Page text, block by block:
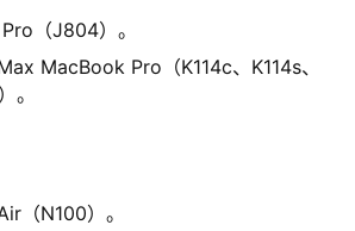
（J804）。
MacBook Pro（K114c、K114s、
。
（N100）。